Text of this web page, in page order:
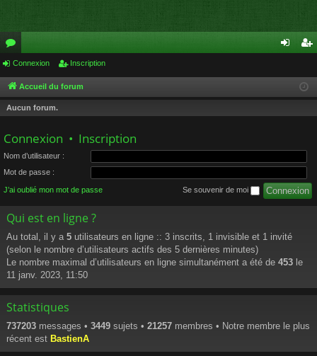
or
u
m
cri
Connexion Inscription
Accueil du forum
Aucun forum.
Connexion • Inscription
Nom d’utilisateur :
Mot de passe :
J’ai oublié mon mot de passe Se souvenir de moi
Qui est en ligne ?
Au total, il y a 5 utilisateurs en ligne :: 3 inscrits, 1 invisible et 1 invité
(selon le nombre d’utilisateurs actifs des 5 dernières minutes)
Le nombre maximal d’utilisateurs en ligne simultanément a été de 453 le
11 janv. 2023, 11:50
Statistiques
737203 messages • 3449 sujets • 21257 membres • Notre membre le plus
récent est BastienA